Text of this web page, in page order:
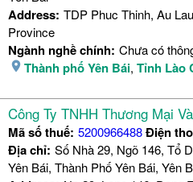
Address: TDP Phuc Thinh, Au
Province
Ngành nghề chính: Chưa có
Thành phố Yên Bái, Tỉnh Lào
Công Ty TNHH Thương Mại
Mã số thuế: 5200966488Điện
Địa chỉ: Số Nhà 29, Ngõ 146, Tổ
Yên Bái, Thành Phố Yên Bái, Yên